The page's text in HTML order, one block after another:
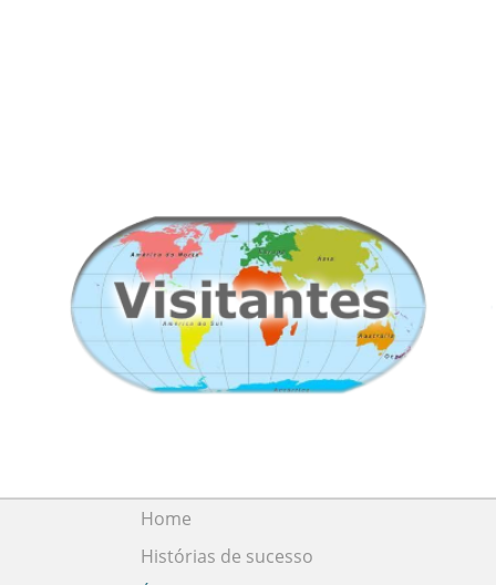
Home
Histórias de sucesso